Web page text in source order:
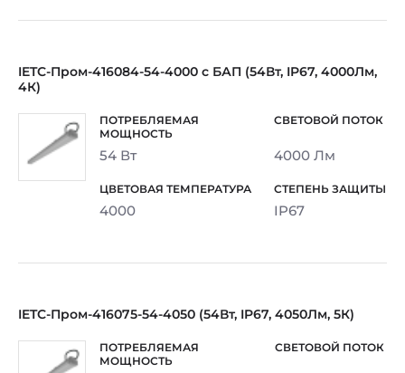
IETC-Пром-416084-54-4000 с БАП (54Вт, IP67, 4000Лм,
4К)
54 Вт 4000 Лм
4000 IP67
IETC-Пром-416075-54-4050 (54Вт, IP67, 4050Лм, 5К)